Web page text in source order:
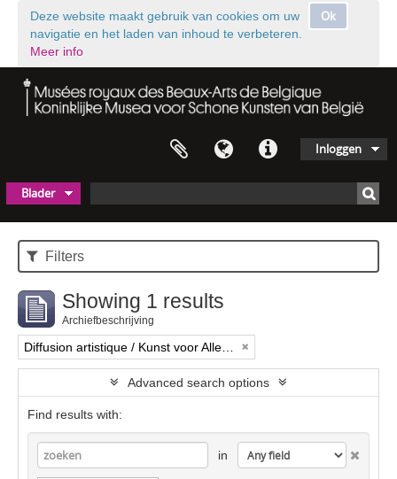
Ok
Deze website maakt gebruik van cookies om uw
navigatie en het laden van inhoud te verbeteren.
Meer info
Inloggen
Blader
Filters
Showing 1 results
Archiefbeschrijving
Diffusion artistique / Kunst voor Allen (asbl)
Advanced search options
Find results with:
in